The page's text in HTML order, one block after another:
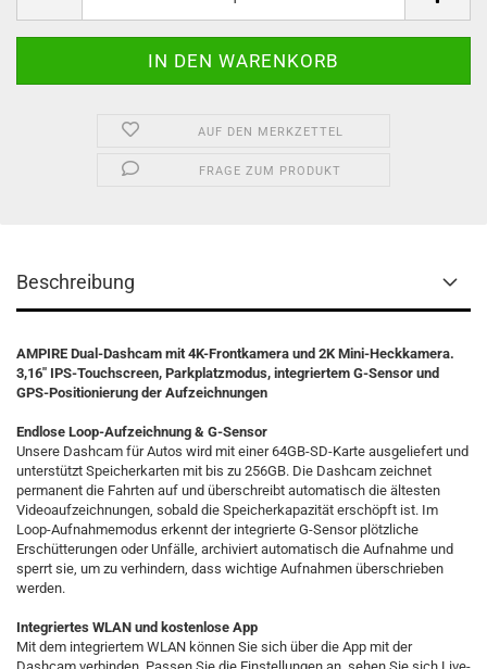
AUF DEN MERKZETTEL
FRAGE ZUM PRODUKT
Beschreibung
AMPIRE Dual-Dashcam mit 4K-Frontkamera und 2K Mini-Heckkamera.
3,16" IPS-Touchscreen, Parkplatzmodus, integriertem G-Sensor und
GPS-Positionierung der Aufzeichnungen
Endlose Loop-Aufzeichnung & G-Sensor
Unsere Dashcam für Autos wird mit einer 64GB-SD-Karte ausgeliefert und
unterstützt Speicherkarten mit bis zu 256GB. Die Dashcam zeichnet
permanent die Fahrten auf und überschreibt automatisch die ältesten
Videoaufzeichnungen, sobald die Speicherkapazität erschöpft ist. Im
Loop-Aufnahmemodus erkennt der integrierte G-Sensor plötzliche
Erschütterungen oder Unfälle, archiviert automatisch die Aufnahme und
sperrt sie, um zu verhindern, dass wichtige Aufnahmen überschrieben
werden.
Integriertes WLAN und kostenlose App
Mit dem integriertem WLAN können Sie sich über die App mit der